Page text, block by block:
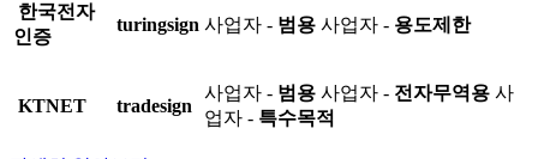
한국전자
인증
turingsign 사업자 - 범용 사업자 - 용도제한
KTNET tradesign
사업자 - 범용 사업자 - 전자무역용 사
업자 - 특수목적